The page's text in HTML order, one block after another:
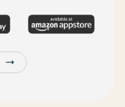
trending_flat